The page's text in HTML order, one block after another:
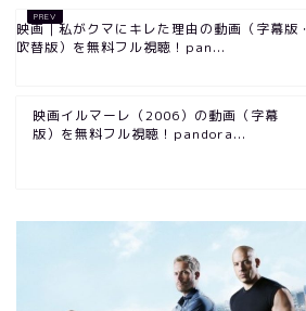
映画｜私がクマにキレた理由の動画（字幕版・
吹替版）を無料フル視聴！pan...
映画イルマーレ（2006）の動画（字幕
版）を無料フル視聴！pandora...